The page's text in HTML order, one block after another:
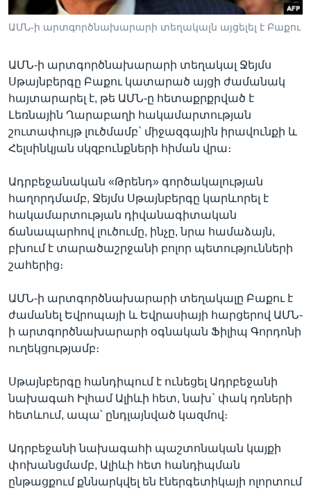
ԱՄՆ-ի արտգործնախարարի տեղակալն այցելել է Բաքու
ԱՄՆ-ի արտգործնախարարի տեղակալ Ջեյմս
Սթայնբերգը Բաքու կատարած այցի ժամանակ
հայտարարել է, թե ԱՄՆ-ը հետաքրքրված է
Լեռնային Ղարաբաղի հակամարտության
շուտափույթ լուծմամբ` միջազգային իրավունքի և
Հելսինկյան սկզբունքների հիման վրա։
Ադրբեջանական «Թրենդ» գործակալության
հաղորդմամբ, Ջեյմս Սթայնբերգը կարևորել է
հակամարտության դիվանագիտական
ճանապարհով լուծումը, ինչը, նրա համաձայն,
բխում է տարածաշրջանի բոլոր պետությունների
շահերից։
ԱՄՆ-ի արտգործնախարարի տեղակալը Բաքու է
ժամանել Եվրոպայի և Եվրասիայի հարցերով ԱՄՆ-
ի արտգործնախարարի օգնական Ֆիլիպ Գորդոնի
ուղեկցությամբ։
Սթայնբերգը հանդիպում է ունեցել Ադրբեջանի
նախագահ Իլհամ Ալիևի հետ, նախ` փակ դռների
հետևում, ապա՝ ընդլայնված կազմով։
Ադրբեջանի նախագահի պաշտոնական կայքի
փոխանցմամբ, Ալիևի հետ հանդիպման
ընթացքում քննարկվել են էներգետիկայի ոլորտում